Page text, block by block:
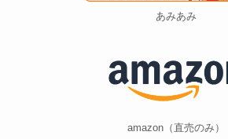
あみあみ
amazon（直売のみ）